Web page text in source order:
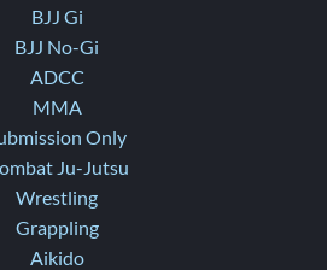
BJJ Gi
BJJ No-Gi
ADCC
MMA
Only
Ju-Jutsu
Wrestling
Grappling
Aikido